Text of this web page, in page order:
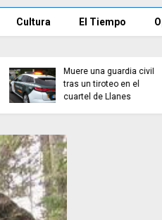
Cultura El Tiempo
VOX pide excluir a
Marruecos del Mundial
2030